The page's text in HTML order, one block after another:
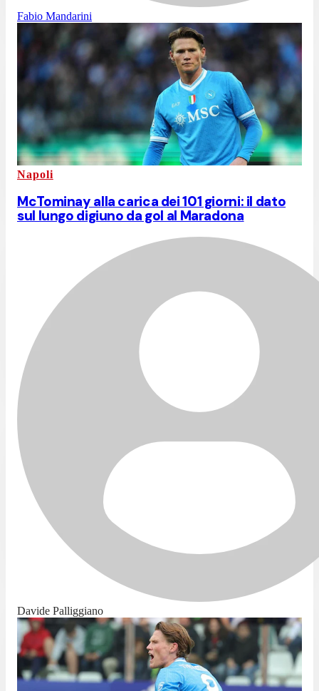
Fabio Mandarini
Napoli
McTominay alla carica dei 101 giorni: il dato
sul lungo digiuno da gol al Maradona
Davide Palliggiano